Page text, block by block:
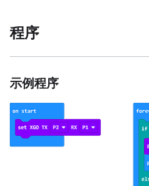
程序
示例程序